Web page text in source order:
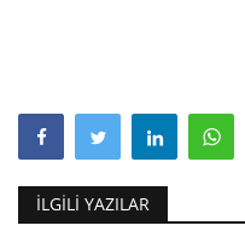
İLGILI YAZILAR